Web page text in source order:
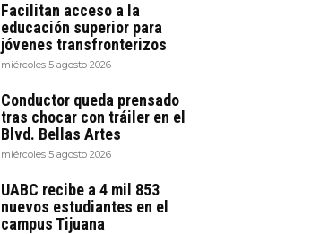
Facilitan acceso a la
educación superior para
jóvenes transfronterizos
miércoles 5 agosto 2026
Conductor queda prensado
tras chocar con tráiler en el
Blvd. Bellas Artes
miércoles 5 agosto 2026
UABC recibe a 4 mil 853
nuevos estudiantes en el
campus Tijuana